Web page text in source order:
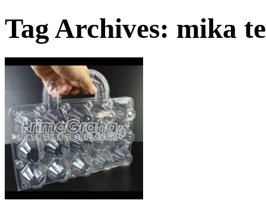
Tag Archives: mika